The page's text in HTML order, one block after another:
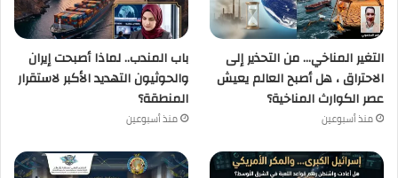
التغير المناخي… من التحذير إلى
الاحتراق ، هل أصبح العالم يعيش
عصر الكوارث المناخية؟
منذ أسبوعين
باب المندب.. لماذا أصبحت إيران
والحوثيون التهديد الأكبر لاستقرار
المنطقة؟
منذ أسبوعين